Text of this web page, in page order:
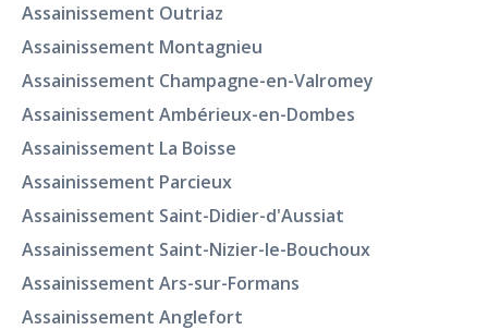
Assainissement Outriaz
Assainissement Montagnieu
Assainissement Champagne-en-Valromey
Assainissement Ambérieux-en-Dombes
Assainissement La Boisse
Assainissement Parcieux
Assainissement Saint-Didier-d'Aussiat
Assainissement Saint-Nizier-le-Bouchoux
Assainissement Ars-sur-Formans
Assainissement Anglefort